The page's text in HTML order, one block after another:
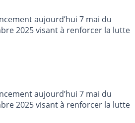
aujourd’hui 7 mai du
2025 visant à renforcer la lutte
aujourd’hui 7 mai du
2025 visant à renforcer la lutte